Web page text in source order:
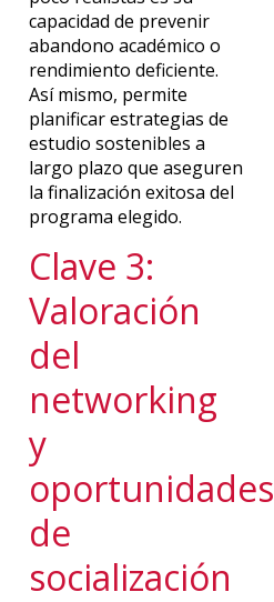
capacidad de prevenir
abandono académico o
rendimiento deficiente.
Así mismo, permite
planificar estrategias de
estudio sostenibles a
largo plazo que aseguren
la finalización exitosa del
programa elegido.
Clave 3:
Valoración
del
networking
y
oportunidades
de
socialización